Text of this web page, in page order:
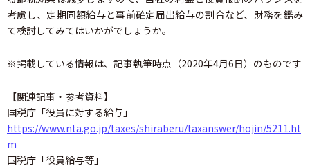
考慮し、定期同額給与と事前確定届出給与の割合など、財務を鑑み
て検討してみてはいかがでしょうか。
※掲載している情報は、記事執筆時点（2020年4月6日）のものです
【関連記事・参考資料】
国税庁「役員に対する給与」
https://www.nta.go.jp/taxes/shiraberu/taxanswer/hojin/5211.ht
m
国税庁「役員給与等」